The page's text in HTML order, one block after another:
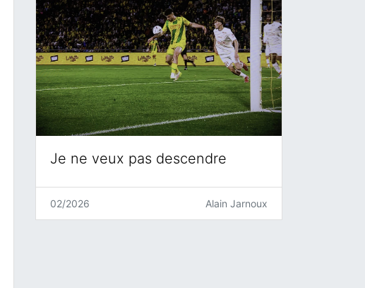
Je ne veux pas descendre
02/2026 Alain Jarnoux